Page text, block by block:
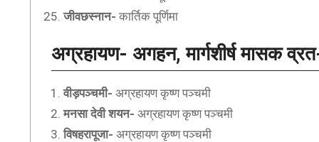
जीवछस्नान- कार्तिक पूर्णिमा
अग्रहायण- अगहन, मार्गशीर्षमासक व्रत-
वीड़पञ्चमी- अग्रहायण कृष्ण पञ्चमी
मनसा देवी शयन- अग्रहायण कृष्ण पञ्चमी
विषहरापूजा- अग्रहायण कृष्ण पञ्चमी